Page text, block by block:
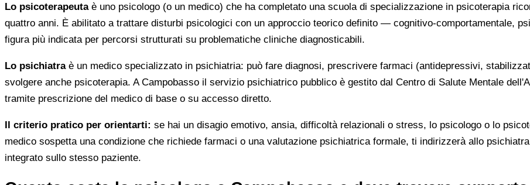
Lo psicoterapeutaè uno psicologo (o un medico) che ha completato una scuola di specializzazione in psicoterapia
quattro anni. È abilitato a trattare disturbi psicologici con un approccio teorico definito — cognitivo-comportamentale,
figura più indicata per percorsi strutturati su problematiche cliniche diagnosticabili.
Lo psichiatraè un medico specializzato in psichiatria: può fare diagnosi, prescrivere farmaci (antidepressivi,
svolgere anche psicoterapia. A Campobasso il servizio psichiatrico pubblico è gestito dal Centro di Salute Mentale
tramite prescrizione del medico di base o su accesso diretto.
Il criterio pratico per orientarti: se hai un disagio emotivo, ansia, difficoltà relazionali o stress, lo psicologo o lo
medico sospetta una condizione che richiede farmaci o una valutazione psichiatrica formale, ti indirizzerà allo
integrato sullo stesso paziente.